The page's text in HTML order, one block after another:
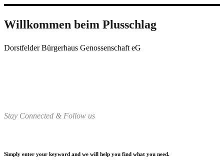
Willkommen beim Plusschlag
Dorstfelder Bürgerhaus Genossenschaft eG
Stay Connected & Follow us
Simply enter your keyword and we will help you find what you need.